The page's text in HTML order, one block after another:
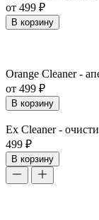
от 499 ₽
В корзину
Orange Cleaner -
от 499 ₽
В корзину
Ex Cleaner -
499 ₽
В корзину